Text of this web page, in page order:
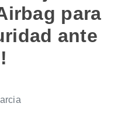
para
ante